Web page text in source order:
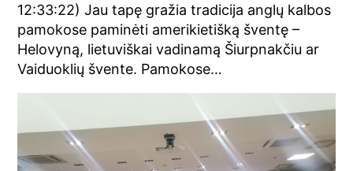
12:33:22) Jau tapę gražia tradicija anglų kalbos
pamokose paminėti amerikietišką šventę –
Helovyną, lietuviškai vadinamą Šiurpnakčiu ar
Vaiduoklių švente. Pamokose…